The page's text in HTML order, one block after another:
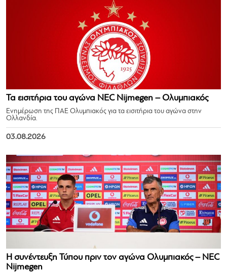
Τα εισιτήρια του αγώνα NEC Nijmegen – Ολυμπιακός
Ενημέρωση της ΠΑΕ Ολυμπιακός για τα εισιτήρια του αγώνα στην
Ολλανδία.
03.08.2026
Η συνέντευξη Τύπου πριν τον αγώνα Ολυμπιακός – NEC
Nijmegen